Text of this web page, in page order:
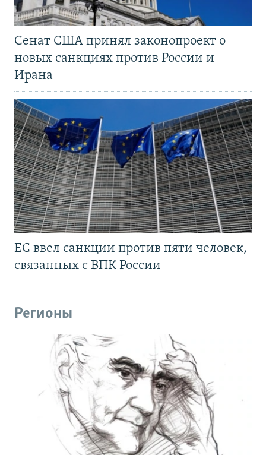
Сенат США принял законопроект о
новых санкциях против России и
Ирана
ЕС ввел санкции против пяти человек,
связанных с ВПК России
Регионы